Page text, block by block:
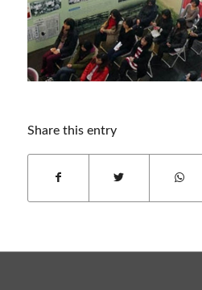
Share this entry